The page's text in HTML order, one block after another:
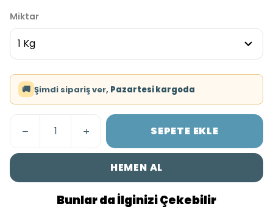
Miktar
🚚 Şimdi sipariş ver, Pazartesi kargoda
SEPETE EKLE
HEMEN AL
Bunlar da İlginizi Çekebilir